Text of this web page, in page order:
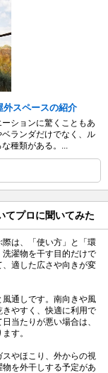
外スペースの紹介
ションに驚くこともあ
ランダだけでなく、ル
種類がある。...
てプロに聞いてみた
は、「使い方」と「環
濯物を干す目的だけで
適した広さや向きが変
風通しです。南向きや風
やすく、快適に利用で
当たりが悪い場合は、
す。
やほこり、外からの視
を外干しする予定があ